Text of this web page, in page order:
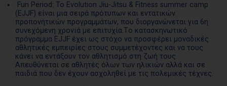
Fun Period: Το Evolution Jiu-Jitsu & Fitness summer camp
(EJJF) είναι μια σειρά πρότυπων και εντατικών
προπονητικών προγραμμάτων, που διοργανώνεται για 6η
συνεχόμενη χρονιά με επιτυχία.Tο κατασκηνωτικό
πρόγραμμα EJJF έχει ως στόχο να προσφέρει μοναδικές
αθλητικές εμπειρίες στους συμμετέχοντες και να τους
κάνει να εντάξουν τον αθλητισμό στη ζωή τους.
Απευθύνεται σε αθλητές όλων των ηλικιών αλλά και σε
παιδιά που δεν έχουν ασχοληθεί με τις πολεμικές τέχνες.